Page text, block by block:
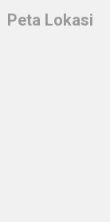
Peta Lokasi